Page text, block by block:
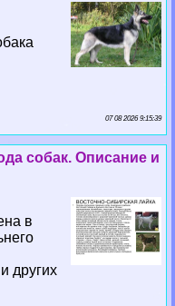
07 08 2026 9:15:39
собак. Описание и
в
других